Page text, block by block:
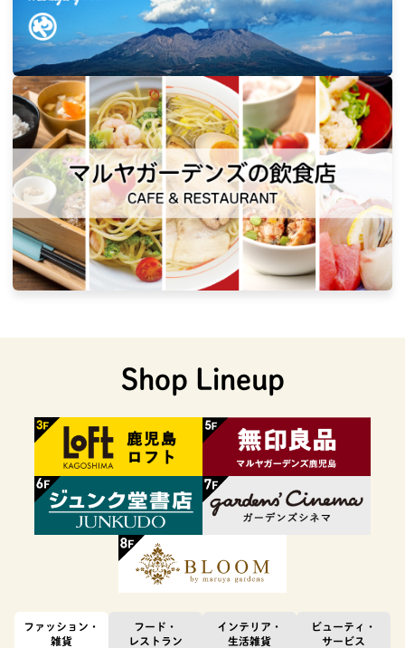
Shop Lineup
ファッション・
雑貨
フード・
レストラン
インテリア・
生活雑貨
ビューティ・
サービス